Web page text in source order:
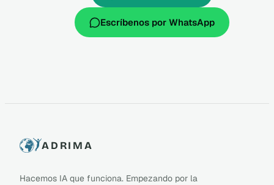
Escríbenos por WhatsApp
ADRIMA
Hacemos IA que funciona. Empezando por la